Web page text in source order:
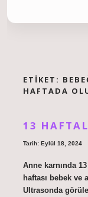
ETIKET:
HAFTADA
13
Tarih: Eylül 18, 2024
Anne karnında
haftası bebek
Ultrasonda